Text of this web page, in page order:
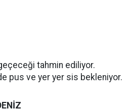
tahmin ediliyor.
pus ve yer yer sis bekleniyor.